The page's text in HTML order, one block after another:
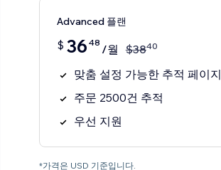
Advanced 플랜
$ 36 48 /월 $3840
맞춤 설정 가능한 추적 페이지
주문 2500건 추적
우선 지원
*가격은 USD 기준입니다.